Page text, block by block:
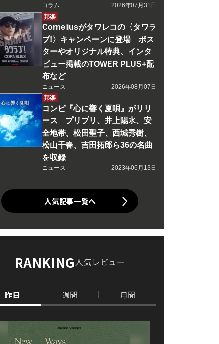
コラム
2026年07月31日
邦楽
Corneliusがタワレコの〈タワラ
ブ!〉キャンペーンに登場 ポス
ターやオリジナル特典、インタ
ビュー掲載のTOWER PLUS+配
布など
ニュース
2026年08月07日
邦楽
コンピ『心に響く夏唄』がリリ
ース プリプリ、井上陽水、安
全地帯、松田聖子、西城秀樹、
松山千春、吉田拓郎ら36の名曲
を収録
ニュース 2023年06月13日
人気記事一覧へ
RANKING人気レビュー
昨日 週間 月間